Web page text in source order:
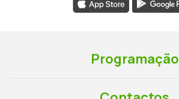
Programação